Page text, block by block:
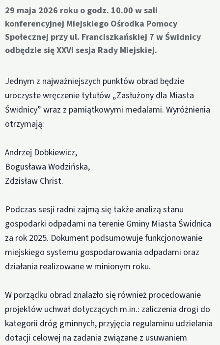
29 maja 2026 roku o godz. 10.00 w sali
konferencyjnej Miejskiego Ośrodka Pomocy
Społecznej przy ul. Franciszkańskiej 7 w Świdnicy
odbędzie się XXVI sesja Rady Miejskiej.
Jednym z najważniejszych punktów obrad będzie
uroczyste wręczenie tytułów „Zasłużony dla Miasta
Świdnicy” wraz z pamiątkowymi medalami. Wyróżnienia
otrzymają:
Andrzej Dobkiewicz,
Bogusława Wodzińska,
Zdzisław Christ.
Podczas sesji radni zajmą się także analizą stanu
gospodarki odpadami na terenie Gminy Miasta Świdnica
za rok 2025. Dokument podsumowuje funkcjonowanie
miejskiego systemu gospodarowania odpadami oraz
działania realizowane w minionym roku.
W porządku obrad znalazło się również procedowanie
projektów uchwał dotyczących m.in.: zaliczenia drogi do
kategorii dróg gminnych, przyjęcia regulaminu udzielania
dotacji celowej na zadania związane z usuwaniem